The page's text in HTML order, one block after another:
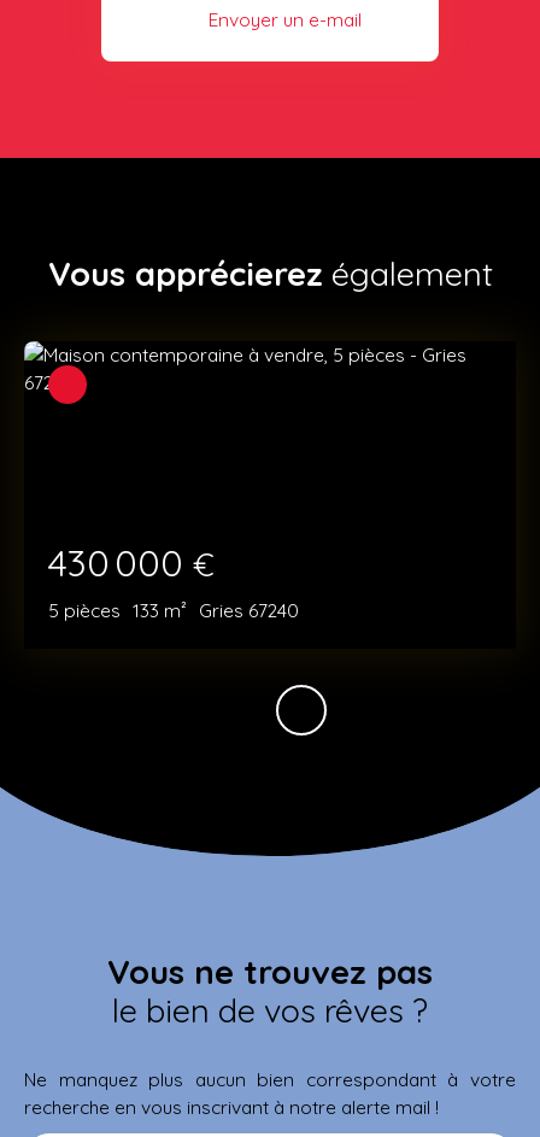
Envoyer un e-mail
Vous apprécierez également
430 000 €
5 pièces 133 m² Gries 67240
Vous ne trouvez pas
le bien de vos rêves ?
Ne manquez plus aucun bien correspondant à votre
recherche en vous inscrivant à notre alerte mail !